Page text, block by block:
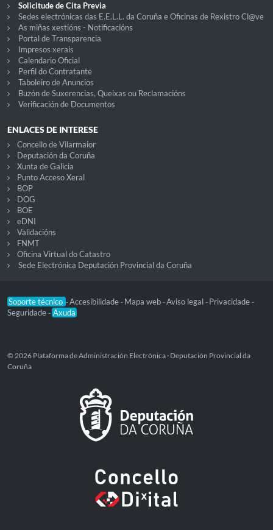
Solicitude de Cita Previa
Sedes electrónicas das E.E.L.L. da Coruña e Oficinas de Rexistro Cl@ve
As miñas xestións - Notificacións
Portal de Transparencia
Impresos xerais
Calendario Oficial
Perfil do Contratante
Taboleiro de Anuncios
Buzón de Suxerencias, Queixas ou Reclamacións
Verificación de Documentos
ENLACES DE INTERESE
Concello de Vilarmaior
Deputación da Coruña
Xunta de Galicia
Punto Acceso Xeral
BOP
DOG
BOE
eDNI
Validacións
FNMT
Oficina Virtual do Catastro
Sede Electrónica Deputación Provincial da Coruña
Soporte técnico -Accesibilidade - Mapa web -Aviso legal - Privacidade -
Seguridade - Axuda
© 2026 Plataforma de Administración Electrónica · Deputación Provincial da
Coruña